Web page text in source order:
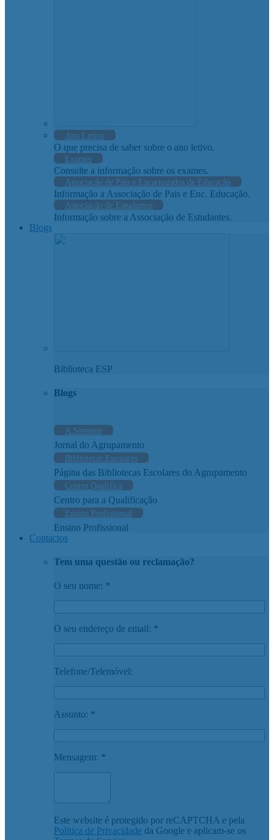
Ano Letivo
O que precisa de saber sobre o ano letivo.
Exames
Consulte a informação sobre os exames.
Associação de Pais e Encarregados de Educação
Informação a Associação de Pais e Enc. Educação.
Associação de Estudantes
Informação sobre a Associação de Estudantes.
Blogs
Biblioteca ESP
Blogs
A Semente
Jornal do Agrupamento
Bibliotecas Escolares
Página das Bibliotecas Escolares do Agrupamento
Centro Qualifica
Centro para a Qualificação
Ensino Profissional
Ensino Profissional
Contactos
Tem uma questão ou reclamação?
O seu nome: *
O seu endereço de email: *
Telefone/Telemóvel:
Assunto: *
Mensagem: *
Este website é protegido por reCAPTCHA e pela
Política de Privacidade da Google e aplicam-se os